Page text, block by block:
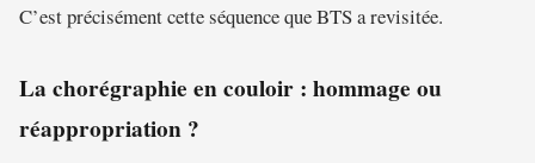
C’est précisément cette séquence que BTS a revisitée.
La chorégraphie en couloir : hommage ou
réappropriation ?